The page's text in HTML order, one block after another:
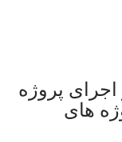
پروژه
های